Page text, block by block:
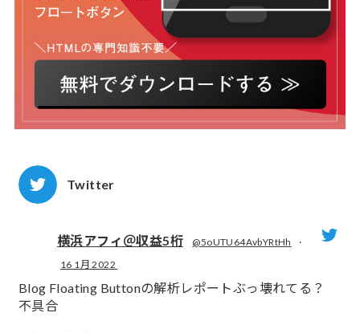
Twitter
横浜アフィ＠収益5桁 @5oUTU64AvbYRtHh
·
16 1月 2022
Blog Floating Buttonの解析レポートぶっ壊れてる？
不具合